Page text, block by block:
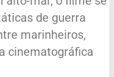
de guerra
marinheiros,
cinematográfica